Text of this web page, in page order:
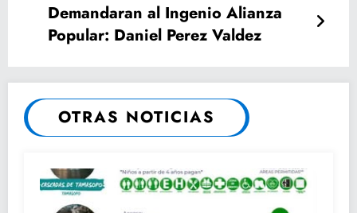
Demandaran al Ingenio Alianza
Popular: Daniel Perez Valdez
OTRAS NOTICIAS